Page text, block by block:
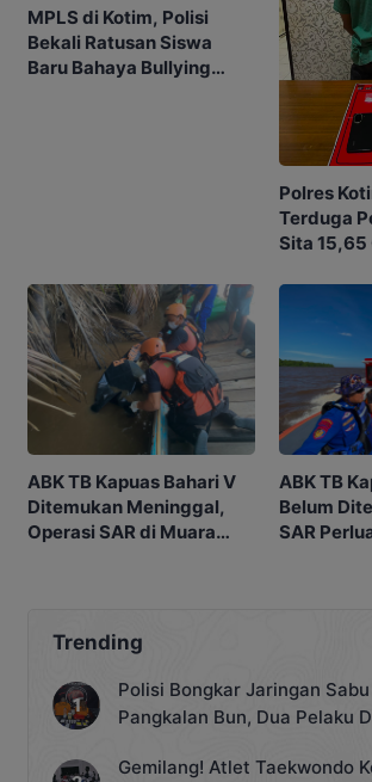
MPLS di Kotim, Polisi
Bekali Ratusan Siswa
Baru Bahaya Bullying
Polres
Terduga
Sita 15,65
ABK TB Kapuas Bahari V
Ditemukan Meninggal,
Operasi SAR di Muara
ABK TB
Belum
SAR
Trending
Polisi Bongkar Jaringan
Pangkalan Bun, Dua Pelaku
Gemilang! Atlet Taekwondo